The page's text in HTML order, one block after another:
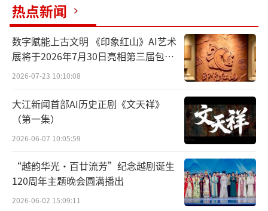
少年儿童的美育素养和对艺术的感受能
力，其实需要靠长时间的耳濡目染，靠润物细
无声般的熏陶，才能起到作用。国家教育部也
正是看到美育教育的特殊性和长期性，于2023
年颁发了《教育部关于全面实施学校美育浸润
行动的通知》，这个通知里的关键词是“浸
润”，非常精准地抓住美育的特点。“浸
润”就意味着这是长期的、全面的、日常的，
它包含和渗透在学校教育、家庭教育、社会教
育的方方面面、点点滴滴中，因此跟环境的关
热点新闻
数字赋能上古文明 《印象红山》AI艺术
展将于2026年7月30日亮相第三届包头
艺博会
2026-07-23 10:10:08
大江新闻首部AI历史正剧《文天祥》
（第一集）
2026-06-07 10:05:59
“越韵华光·百廿流芳”纪念越剧诞生
120周年主题晚会圆满播出
2026-06-02 15:09:11